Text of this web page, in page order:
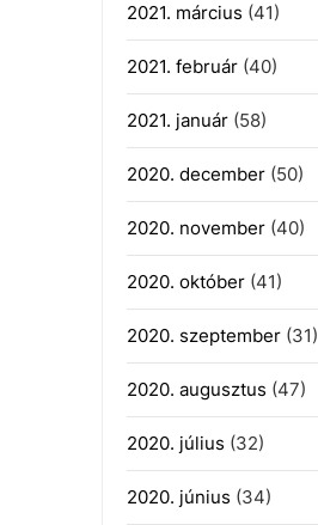
2021. március (41)
2021. február(40)
2021. január(58)
2020. december(50)
2020. november(40)
2020. október(41)
2020. szeptember(31)
2020. augusztus (47)
2020. július (32)
2020. június (34)